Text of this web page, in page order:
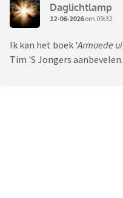
Daglichtlamp
12-06-2026om 09:32
Ik kan het boek 'Armoede
Tim 'S Jongers aanbevelen.